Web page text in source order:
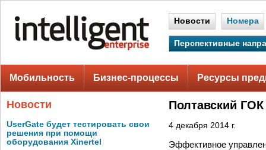
Новости Номера
Перспективные
Мобильность Бизнес-процессы Ресурсы
Новости
UserGate будет тестировать свои
решения при помощи
оборудования Xinertel
Полтавский
4 декабря 2014 г.
Эффективное